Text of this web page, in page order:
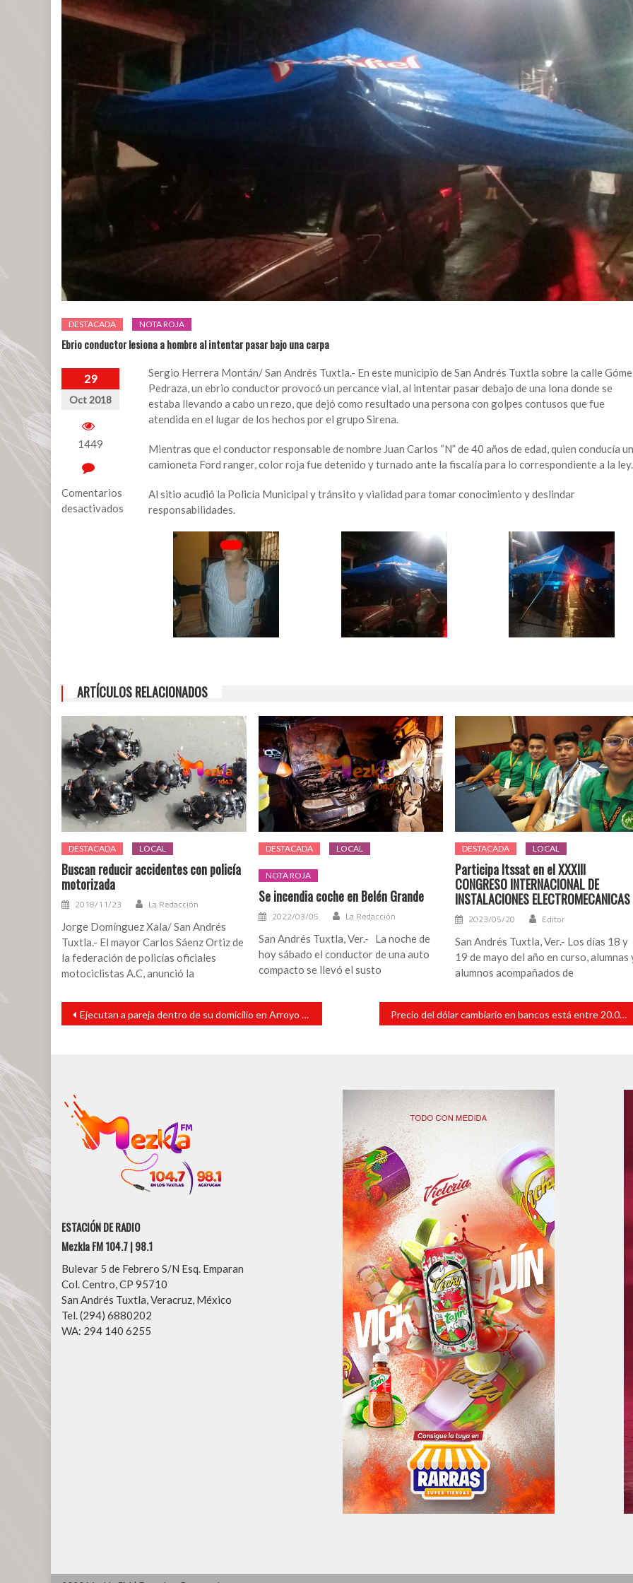
DESTACADA NOTA ROJA
Ebrio conductor lesiona a hombre al intentar pasar bajo una carpa
29
Oct 2018
1449
Comentarios
desactivados
una
carpa
Sergio Herrera Montán/ San Andrés Tuxtla.- En este municipio de San Andrés Tuxtla sobre la calle
Pedraza, un ebrio conductor provocó un percance vial, al intentar pasar debajo de una lona donde se
estaba llevando a cabo un rezo, que dejó como resultado una persona con golpes contusos que fue
atendida en el lugar de los hechos por el grupo Sirena.
Mientras que el conductor responsable de nombre Juan Carlos “N” de 40 años de edad, quien conducía
camioneta Ford ranger, color roja fue detenido y turnado ante la fiscalía para lo correspondiente a la ley.
Al sitio acudió la Policía Municipal y tránsito y vialidad para tomar conocimiento y deslindar
responsabilidades.
ARTÍCULOS RELACIONADOS
DESTACADA LOCAL
Buscan reducir accidentes con policía
motorizada
2018/11/23 La Redacción
Jorge Domínguez Xala/ San Andrés
Tuxtla.- El mayor Carlos Sáenz Ortiz de
la federación de policías oficiales
motociclistas A.C, anunció la
DESTACADA LOCAL
NOTA ROJA
Se incendia coche en Belén Grande
2022/03/05 La Redacción
San Andrés Tuxtla, Ver.- La noche de
hoy sábado el conductor de una auto
compacto se llevó el susto
DESTACADA LOCAL
Participa Itssat en el XXXIII
CONGRESO INTERNACIONAL DE
INSTALACIONES ELECTROMECANICAS
2023/05/20 Editor
San Andrés Tuxtla, Ver.- Los días 18 y
19 de mayo del año en curso, alumnas
alumnos acompañados de
Navegación
entradas
Ejecutan a pareja dentro de su domicilio en Arroyo de Lisa Precio del dólar cambiario en bancos está entre 20.05 y 20.50 pesos
ESTACIÓN DE RADIO
Mezkla FM 104.7 | 98.1
Bulevar 5 de Febrero S/N Esq. Emparan
Col. Centro, CP 95710
San Andrés Tuxtla, Veracruz, México
Tel. (294) 6880202
WA: 294 140 6255